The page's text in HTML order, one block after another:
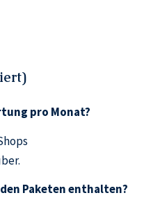
pro Monat?
Paketen enthalten?